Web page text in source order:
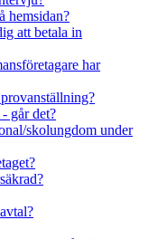
hemsidan?
att betala in
har
går det?
skolungdom under